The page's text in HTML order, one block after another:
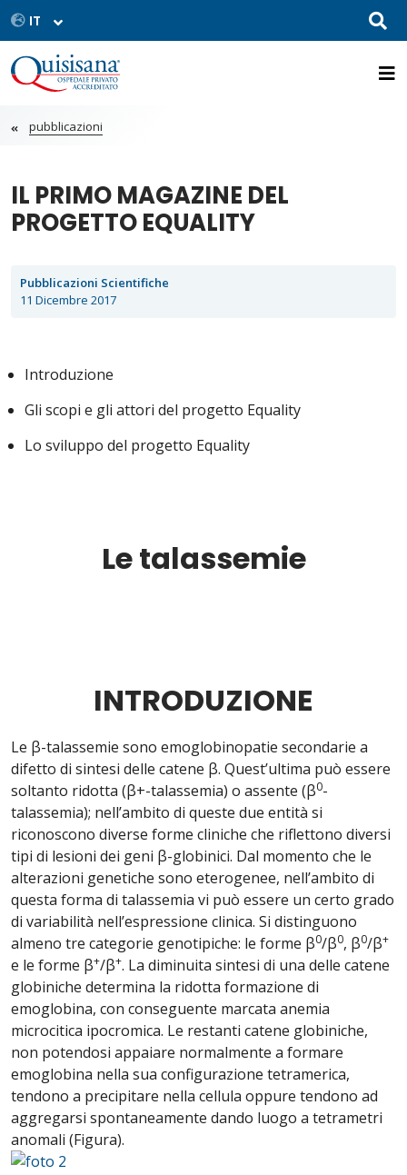
pubblicazioni
IL PRIMO MAGAZINE DEL
PROGETTO EQUALITY
Pubblicazioni Scientifiche
11 Dicembre 2017
Introduzione
Gli scopi e gli attori del progetto Equality
Lo sviluppo del progetto Equality
Le talassemie
INTRODUZIONE
Le β-talassemie sono emoglobinopatie secondarie a
difetto di sintesi delle catene β. Quest’ultima può essere
soltanto ridotta (β+-talassemia) o assente (β0-
talassemia); nell’ambito di queste due entità si
riconoscono diverse forme cliniche che riflettono diversi
tipi di lesioni dei geni β-globinici. Dal momento che le
alterazioni genetiche sono eterogenee, nell’ambito di
questa forma di talassemia vi può essere un certo grado
di variabilità nell’espressione clinica. Si distinguono
almeno tre categorie genotipiche: le forme β0/β0, β0/β+
e le forme β+/β+. La diminuita sintesi di una delle catene
globiniche determina la ridotta formazione di
emoglobina, con conseguente marcata anemia
microcitica ipocromica. Le restanti catene globiniche,
non potendosi appaiare normalmente a formare
emoglobina nella sua configurazione tetramerica,
tendono a precipitare nella cellula oppure tendono ad
aggregarsi spontaneamente dando luogo a tetrametri
anomali (Figura).